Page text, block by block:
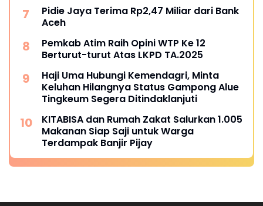
Pidie Jaya Terima Rp2,47 Miliar dari Bank
Aceh
Pemkab Atim Raih Opini WTP Ke 12
Berturut-turut Atas LKPD TA.2025
Haji Uma Hubungi Kemendagri, Minta
Keluhan Hilangnya Status Gampong Alue
Tingkeum Segera Ditindaklanjuti
KITABISA dan Rumah Zakat Salurkan 1.005
Makanan Siap Saji untuk Warga
Terdampak Banjir Pijay